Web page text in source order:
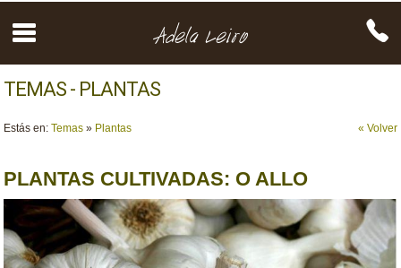
TEMAS - PLANTAS
« Volver
Estás en:Temas » Plantas
PLANTAS CULTIVADAS: O ALLO